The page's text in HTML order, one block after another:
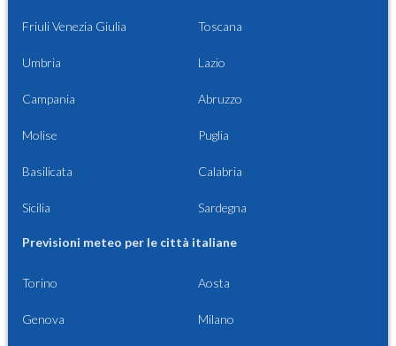
Friuli Venezia Giulia Toscana
Umbria Lazio
Campania Abruzzo
Molise Puglia
Basilicata Calabria
Sicilia Sardegna
Previsioni meteo per le città italiane
Torino Aosta
Genova Milano